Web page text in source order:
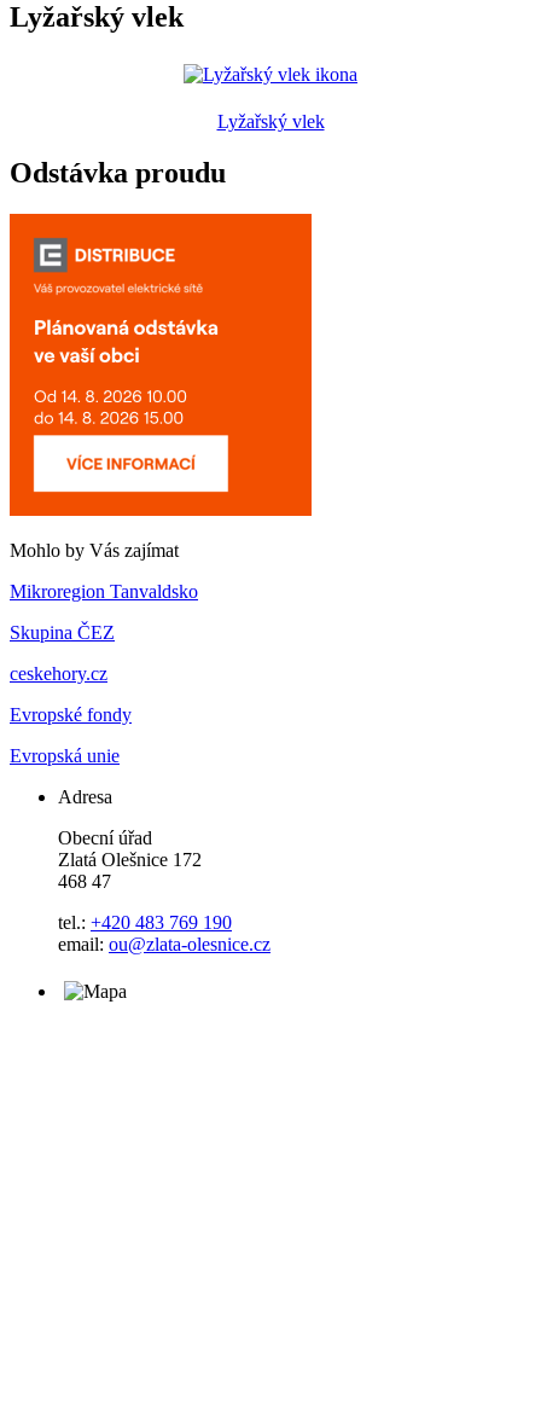
Lyžařský vlek
Lyžařský vlek
Odstávka proudu
Mohlo by Vás zajímat
Mikroregion Tanvaldsko
Skupina ČEZ
ceskehory.cz
Evropské fondy
Evropská unie
Adresa
Obecní úřad
Zlatá Olešnice 172
468 47
tel.: +420 483 769 190
email: ou@zlata-olesnice.cz